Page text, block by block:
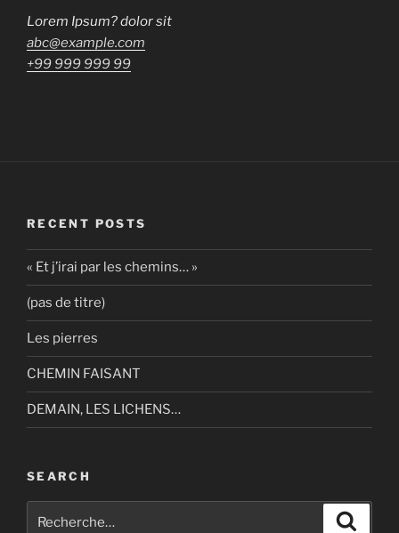
Lorem Ipsum? dolor sit
abc@example.com
+99 999 999 99
RECENT POSTS
« Et j’irai par les chemins… »
(pas de titre)
Les pierres
CHEMIN FAISANT
DEMAIN, LES LICHENS…
SEARCH